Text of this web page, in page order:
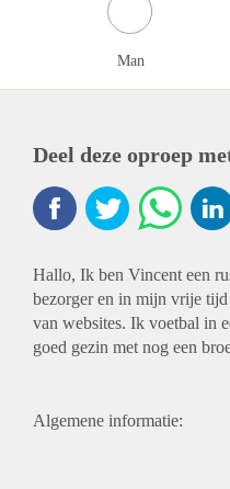
Man
Deel deze oproep
Hallo, Ik ben Vincent een
bezorger en in mijn vrije
van websites. Ik voetbal in
goed gezin met nog een
Algemene informatie: